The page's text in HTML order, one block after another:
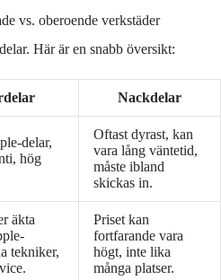
vs. oberoende verkstäder
Här är en snabb översikt:
Nackdelar
delar,
hög
Oftast dyrast, kan
vara lång väntetid,
måste ibland
skickas in.
äkta
tekniker,
Priset kan
fortfarande vara
högt, inte lika
många platser.